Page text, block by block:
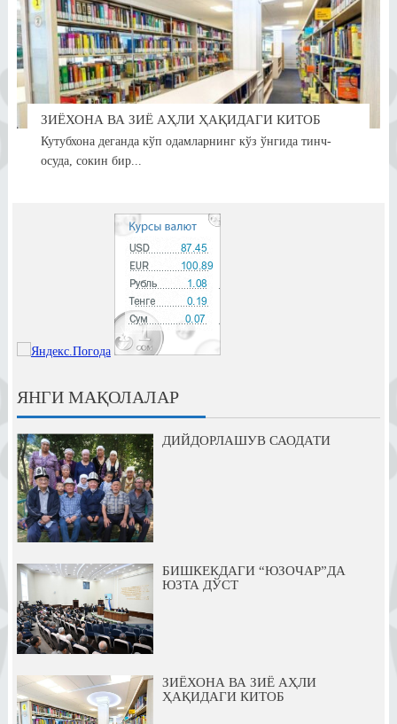
ЗИЁХОНА ВА ЗИЁ АҲЛИ ҲАҚИДАГИ КИТОБ
Кутубхона деганда кўп одамларнинг кўз ўнгида тинч-
осуда, сокин бир...
ЯНГИ МАҚОЛАЛАР
ДИЙДОРЛАШУВ САОДАТИ
БИШКЕКДАГИ “ЮЗОЧАР”ДА
ЮЗТА ДЎСТ
ЗИЁХОНА ВА ЗИЁ АҲЛИ
ҲАҚИДАГИ КИТОБ